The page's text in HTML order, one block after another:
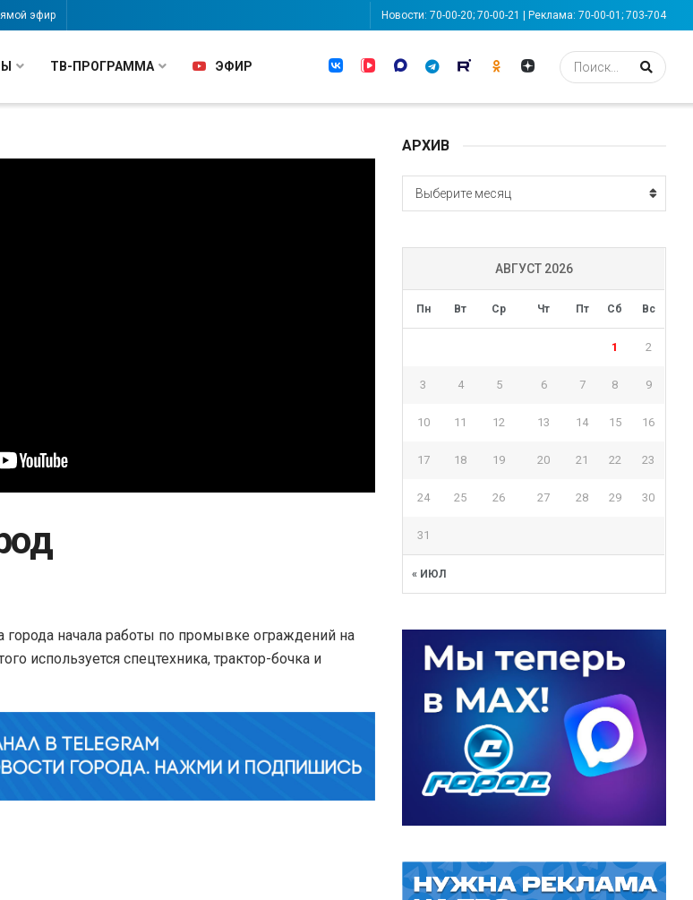
эфир Новости: 70-00-20; 70-00-21 | Реклама: 70-00-01; 703-704
ТВ-ПРОГРАММА ЭФИР
города начала работы по промывке ограждений на
используется спецтехника, трактор-бочка и
АРХИВ
АРХИВ
Выберите месяц
АВГУСТ 2026
Пн Вт Ср Чт Пт Сб Вс
« ИЮЛ
1 2
3 4 5 6 7 8 9
10 11 12 13 14 15 16
17 18 19 20 21 22 23
24 25 26 27 28 29 30
31